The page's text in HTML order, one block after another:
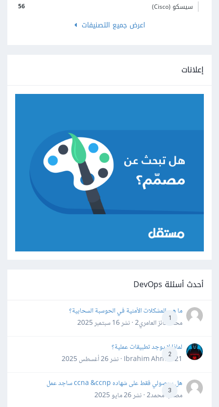
56 سيسكو (Cisco)
اعرض جميع التصنيفات
إعلانات
أحدث أسئلة DevOps
1
ما هي المشكلات الأمنية في الحوسبة السحابية؟
محمد فائز العامري2 · نشر
16 سبتمبر 2025
2
لماذا لا يوجد تطبيقات عملية؟
Ibrahim Ahmed21 · نشر
26 أغسطس 2025
3
هل بحصولي فقط على شهاده ccna &ccnp ساجد عمل
مصعب محمد2 · نشر
26 مايو 2025